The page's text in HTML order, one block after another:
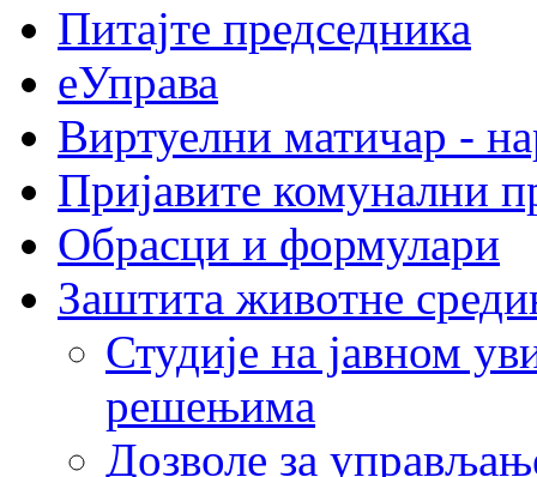
Питајте председника
еУправа
Виртуелни матичар -
Пријавите комунални
Обрасци и формулари
Заштита животне
Студије на јавном
решењима
Дозволе за